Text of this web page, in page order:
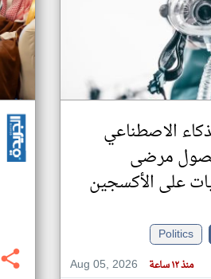
الاصطناعي
مرضى
على الأكسجين
Politics
Aug 05, 2026
منذ ١٢ ساعة